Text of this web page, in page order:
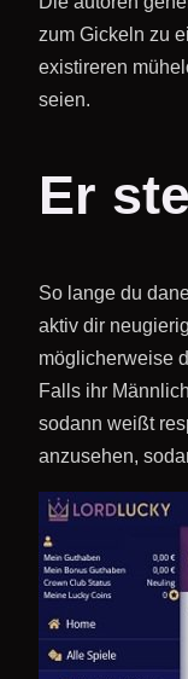
zum Gickeln zu
existireren
seien.
Er
So lange du
aktiv dir
möglicherweise
Falls ihr
sodann weißt
anzusehen,